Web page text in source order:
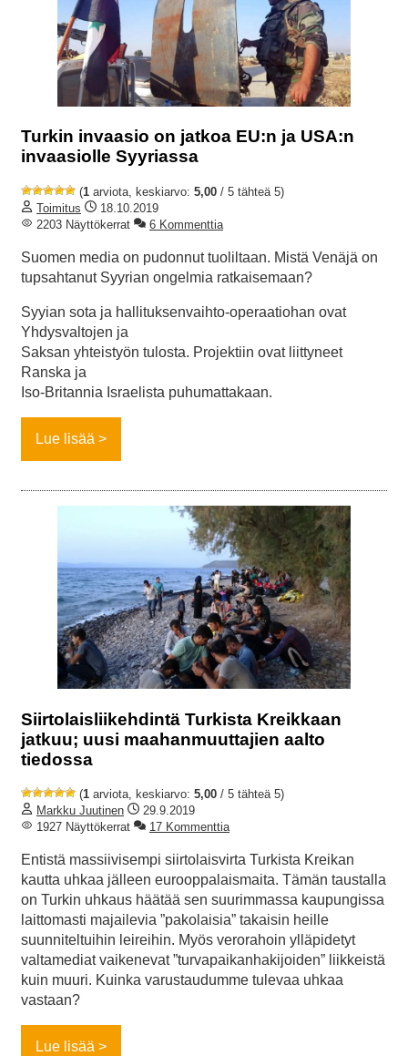
Turkin invaasio on jatkoa EU:n ja USA:n
invaasiolle Syyriassa
(1 arviota, keskiarvo: 5,00 / 5 tähteä 5)
Toimitus
18.10.2019
2203 Näyttökerrat
6 Kommenttia
Suomen media on pudonnut tuoliltaan. Mistä Venäjä on
tupsahtanut Syyrian ongelmia ratkaisemaan?
Syyian sota ja hallituksenvaihto-operaatiohan ovat
Yhdysvaltojen ja
Saksan yhteistyön tulosta. Projektiin ovat liittyneet
Ranska ja
Iso-Britannia Israelista puhumattakaan.
Lue lisää
Siirtolaisliikehdintä Turkista Kreikkaan
jatkuu; uusi maahanmuuttajien aalto
tiedossa
(1 arviota, keskiarvo: 5,00 / 5 tähteä 5)
Markku Juutinen
29.9.2019
1927 Näyttökerrat
17 Kommenttia
Entistä massiivisempi siirtolaisvirta Turkista Kreikan
kautta uhkaa jälleen eurooppalaismaita. Tämän taustalla
on Turkin uhkaus häätää sen suurimmassa kaupungissa
laittomasti majailevia ”pakolaisia” takaisin heille
suunniteltuihin leireihin. Myös verorahoin ylläpidetyt
valtamediat vaikenevat ”turvapaikanhakijoiden” liikkeistä
kuin muuri. Kuinka varustaudumme tulevaa uhkaa
vastaan?
Lue lisää